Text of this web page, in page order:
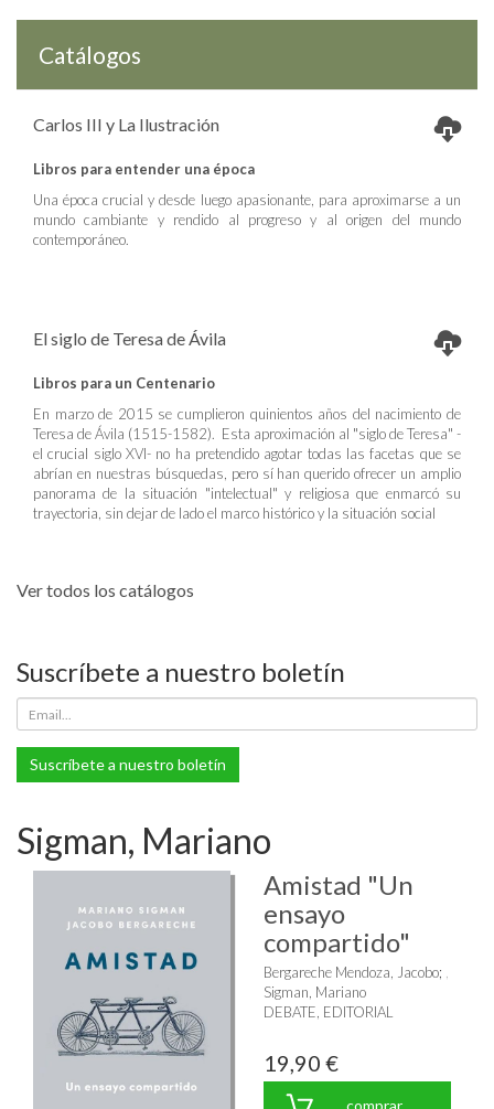
Catálogos
Carlos III y La Ilustración
Libros para entender una época
Una época crucial y desde luego apasionante, para aproximarse a un
mundo cambiante y rendido al progreso y al origen del mundo
contemporáneo.
El siglo de Teresa de Ávila
Libros para un Centenario
En marzo de 2015 se cumplieron quinientos años del nacimiento de
Teresa de Ávila (1515-1582). Esta aproximación al "siglo de Teresa" -
el crucial siglo XVI- no ha pretendido agotar todas las facetas que se
abrían en nuestras búsquedas, pero sí han querido ofrecer un amplio
panorama de la situación "intelectual" y religiosa que enmarcó su
trayectoria, sin dejar de lado el marco histórico y la situación social
Ver todos los catálogos
Suscríbete a nuestro boletín
Suscríbete a nuestro boletín
Sigman, Mariano
Amistad "Un
ensayo
compartido"
Bergareche Mendoza, Jacobo;
Sigman, Mariano
DEBATE, EDITORIAL
19,90 €
comprar